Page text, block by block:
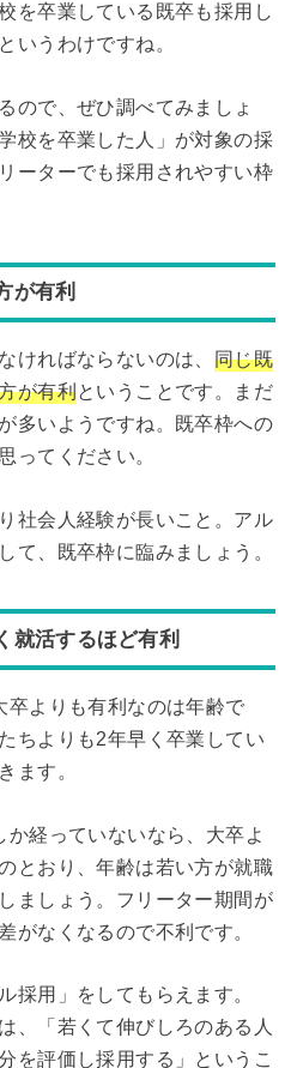
を卒業している既卒も採用し
いうわけですね。
ので、ぜひ調べてみましょ
校を卒業した人」が対象の採
ーターでも採用されやすい枠
が有利
ければならないのは、 同じ既
が有利ということです。まだ
多いようですね。既卒枠への
ってください。
社会人経験が長いこと。アル
て、既卒枠に臨みましょう。
就活するほど有利
卒よりも有利なのは年齢で
ちよりも2年早く卒業してい
ます。
経っていないなら、大卒よ
とおり、年齢は若い方が就職
ましょう。フリーター期間が
がなくなるので不利です。
採用」をしてもらえます。
、「若くて伸びしろのある人
を評価し採用する」というこ